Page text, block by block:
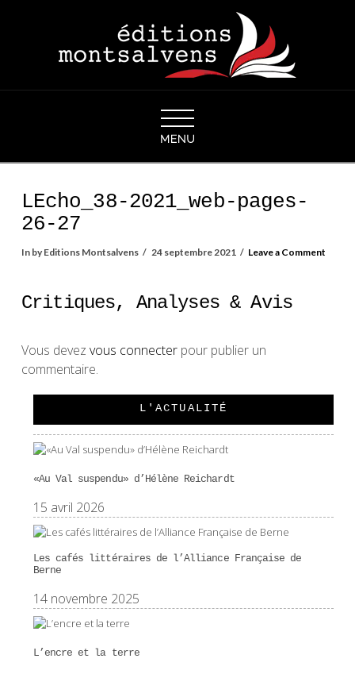
LEcho_38-2021_web-pages-
26-27
In by Editions Montsalvens 24 septembre 2021 Leave a Comment
Critiques, Analyses & Avis
Vous devez vous connecterpour publier un
commentaire.
L'ACTUALITÉ
«Au Val suspendu» d’Hélène Reichardt
15 avril 2026
Les cafés littéraires de l’Alliance Française de
Berne
14 novembre 2025
L’encre et la terre